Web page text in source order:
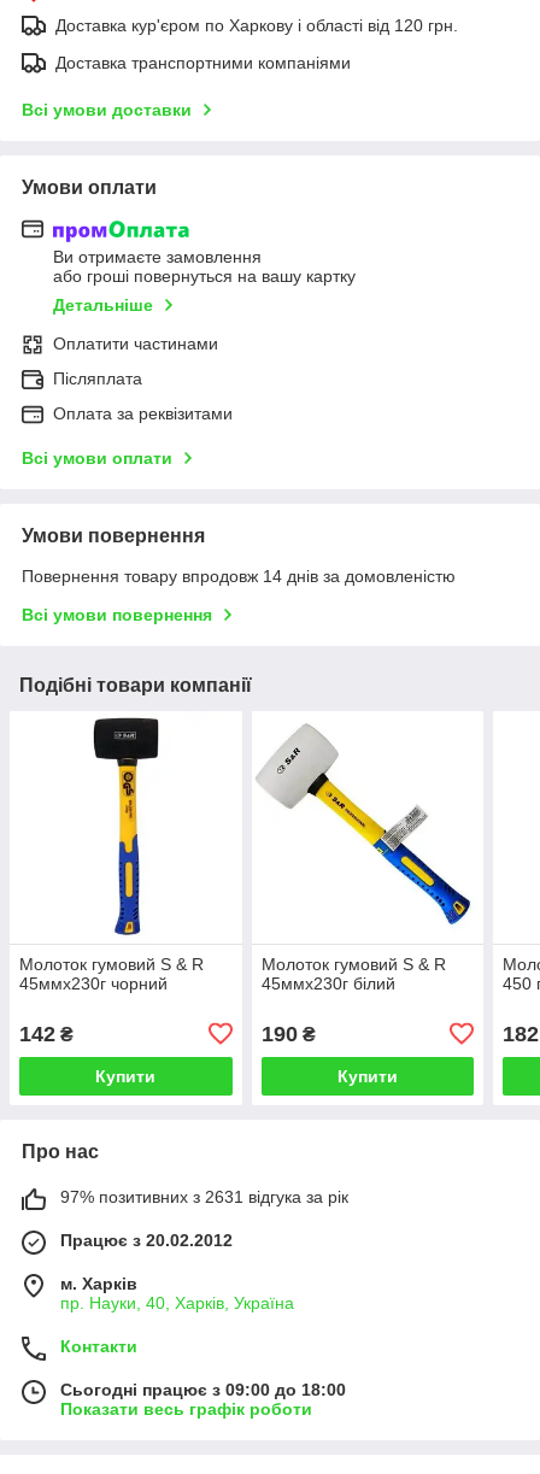
Доставка кур'єром по Харкову і області від 120 грн.
Доставка транспортними компаніями
Всі умови доставки
Умови оплати
Ви отримаєте замовлення
або гроші повернуться на вашу картку
Детальніше
Оплатити частинами
Післяплата
Оплата за реквізитами
Всі умови оплати
Умови повернення
Повернення товару впродовж 14 днів за домовленістю
Всі умови повернення
Подібні товари компанії
Молоток гумовий S & R
45ммх230г чорний
142 ₴
Купити
Молоток гумовий S & R
45ммх230г білий
190₴
Купити
450
182
Про нас
97% позитивних з 2631 відгука за рік
Працює з 20.02.2012
м. Харків
пр. Науки, 40, Харків, Україна
Контакти
Сьогодні працює з 09:00 до 18:00
Показати весь графік роботи